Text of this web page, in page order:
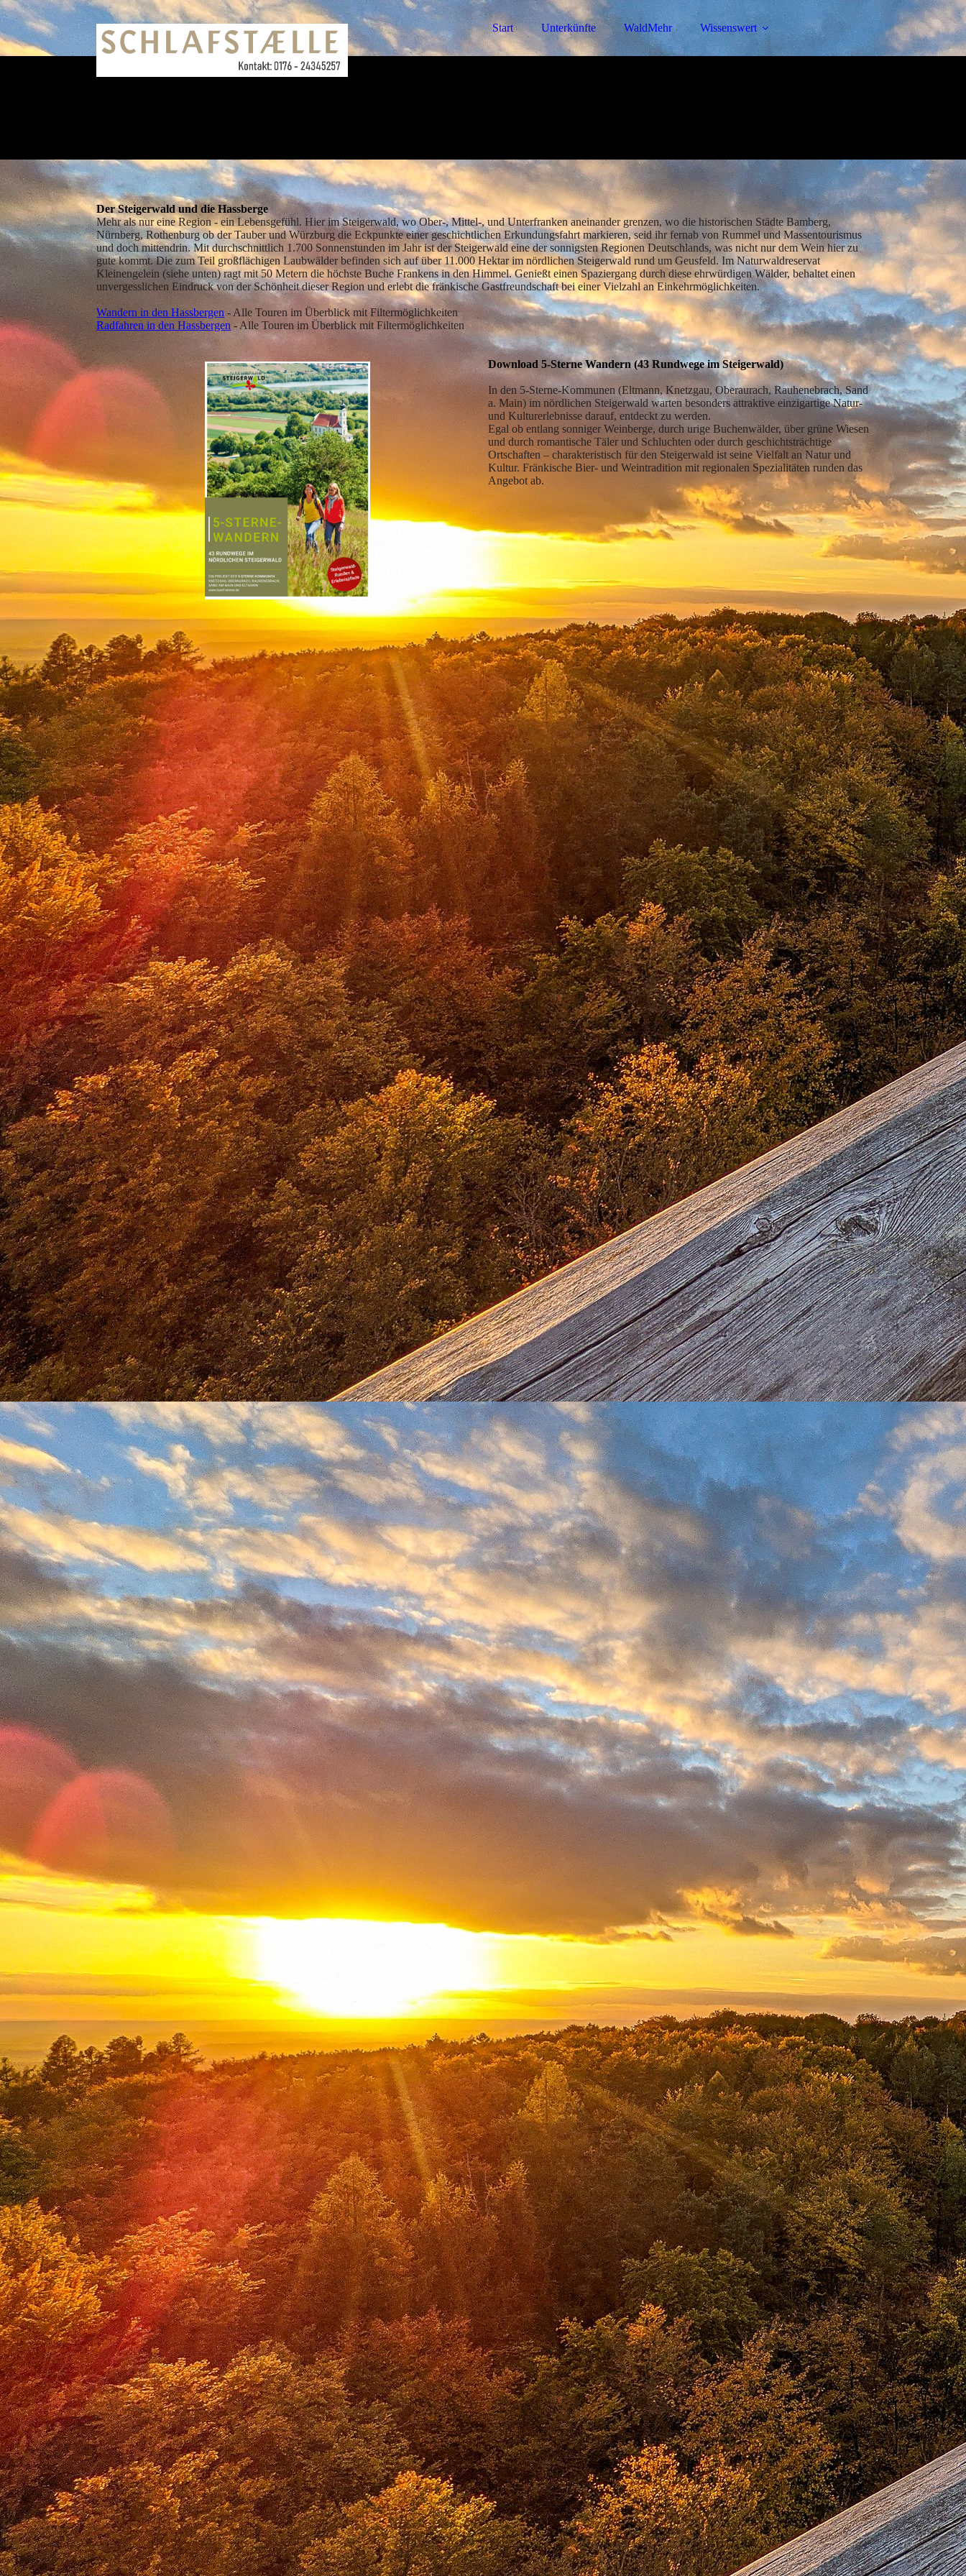
Start Unterkünfte WaldMehr Wissenswert
Der Steigerwald und die Hassberge
Mehr als nur eine Region - ein Lebensgefühl. Hier im Steigerwald, wo Ober-, Mittel-, und Unterfranken aneinander grenzen, wo die historischen Städte Bamberg,
Nürnberg, Rothenburg ob der Tauber und Würzburg die Eckpunkte einer geschichtlichen Erkundungsfahrt markieren, seid ihr fernab von Rummel und Massentourismus
und doch mittendrin. Mit durchschnittlich 1.700 Sonnenstunden im Jahr ist der Steigerwald eine der sonnigsten Regionen Deutschlands, was nicht nur dem Wein hier zu
gute kommt. Die zum Teil großflächigen Laubwälder befinden sich auf über 11.000 Hektar im nördlichen Steigerwald rund um Geusfeld. Im Naturwaldreservat
Kleinengelein (siehe unten) ragt mit 50 Metern die höchste Buche Frankens in den Himmel. Genießt einen Spaziergang durch diese ehrwürdigen Wälder, behaltet einen
unvergesslichen Eindruck von der Schönheit dieser Region und erlebt die fränkische Gastfreundschaft bei einer Vielzahl an Einkehrmöglichkeiten.
Wandern in den Hassbergen- Alle Touren im Überblick mit Filtermöglichkeiten
Radfahren in den Hassbergen - Alle Touren im Überblick mit Filtermöglichkeiten
Download 5-Sterne Wandern (43 Rundwege im Steigerwald)
In den 5-Sterne-Kommunen (Eltmann, Knetzgau, Oberaurach, Rauhenebrach, Sand
a. Main) im nördlichen Steigerwald warten besonders attraktive einzigartige Natur-
und Kulturerlebnisse darauf, entdeckt zu werden.
Egal ob entlang sonniger Weinberge, durch urige Buchenwälder, über grüne Wiesen
und durch romantische Täler und Schluchten oder durch geschichtsträchtige
Ortschaften – charakteristisch für den Steigerwald ist seine Vielfalt an Natur und
Kultur. Fränkische Bier- und Weintradition mit regionalen Spezialitäten runden das
Angebot ab.